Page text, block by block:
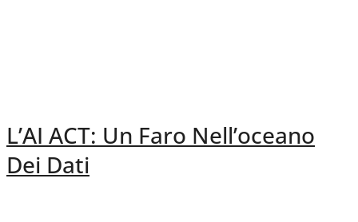
L’AI ACT: Un Faro Nell’oceano
Dei Dati